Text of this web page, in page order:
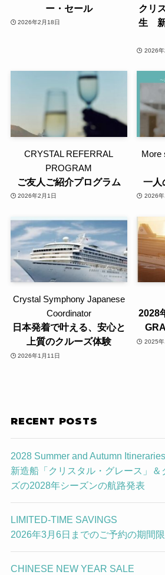
ー・セール
2026年2月18日
クリ
生 新
2026年
CRYSTAL REFERRAL
PROGRAM
ご友人ご紹介プログラム
2026年2月1日
More
一人
2026年
Crystal Symphony Japanese
Coordinator
日本発着で叶える、安心と
上質のクルーズ体験
2026年1月11日
2028
2025年
RECENT POSTS
2028 Summer and Autumn Itineraries
新造船「クリスタル・グレース」＆
ズの2028年シーズンの航路発表
LIMITED-TIME SAVINGS
2026年3月6日までのご予約の期間
CHINESE NEW YEAR SALE